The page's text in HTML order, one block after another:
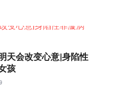
天会改变心意|身陷性
孩